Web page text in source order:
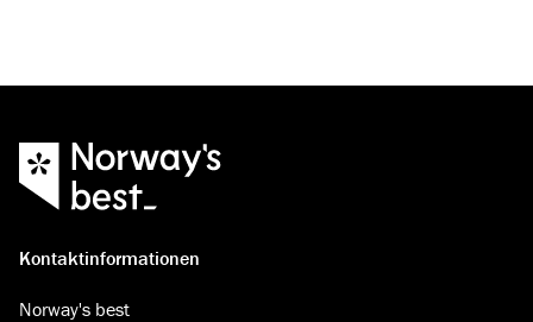
Kontaktinformationen
Norway's best